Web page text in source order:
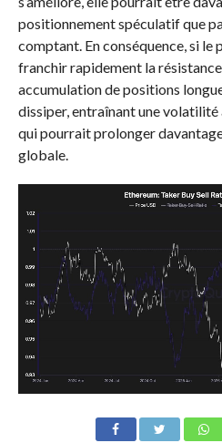
positionnement spéculatif que
comptant. En conséquence, si le
franchir rapidement la
accumulation de positions
dissiper, entraînant une
qui pourrait prolonger
globale.